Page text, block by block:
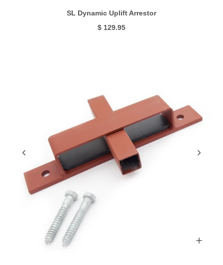
SL Dynamic Uplift Arrestor
$ 129.95